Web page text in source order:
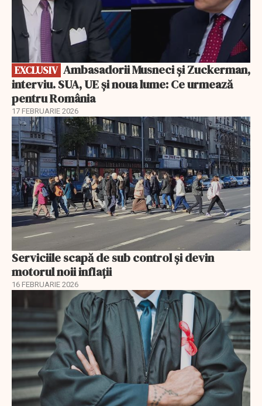
EXCLUSIV
interviu. SUA, UE și noua lume: Ce urmează
pentru România
17 FEBRUARIE 2026
Serviciile scapă de sub control și devin
motorul noii inflații
16 FEBRUARIE 2026